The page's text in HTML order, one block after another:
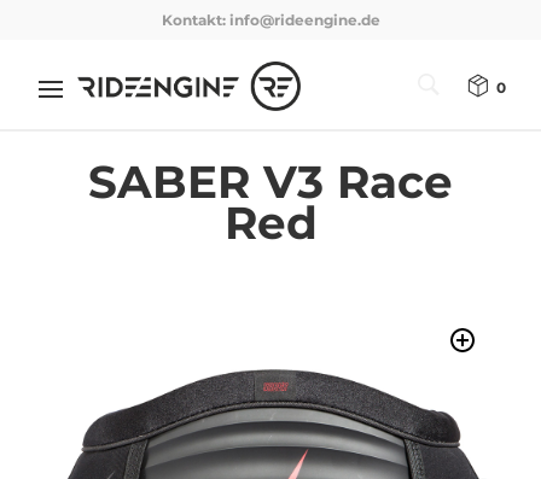
Kontakt: info@rideengine.de
0
SABER V3 Race
Red